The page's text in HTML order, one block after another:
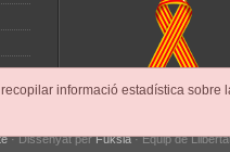
informació estadística
· Dissenyat perFuksia· Equip de